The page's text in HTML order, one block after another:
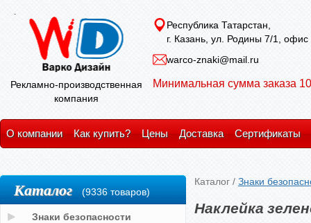
Рекламно-производственная
компания
Республика Татарстан,
г. Казань, ул. Родины 7/1, офис
warco-znaki@mail.ru
Минимальная сумма заказа
О компании Как купить? Цены Доставка Сертификаты
Каталог / Знаки
Наклейка
Каталог (9336 товаров)
Знаки безопасности